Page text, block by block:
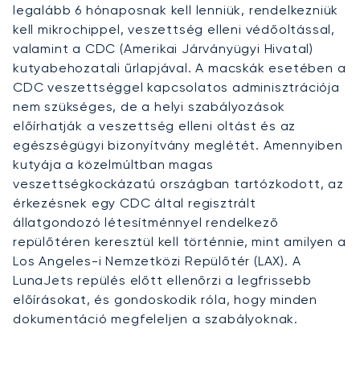
legalább 6 hónaposnak kell lenniük, rendelkezniük
kell mikrochippel, veszettség elleni védőoltással,
valamint a CDC (Amerikai Járványügyi Hivatal)
kutyabehozatali űrlapjával. A macskák esetében a
CDC veszettséggel kapcsolatos adminisztrációja
nem szükséges, de a helyi szabályozások
előírhatják a veszettség elleni oltást és az
egészségügyi bizonyítvány meglétét. Amennyiben
kutyája a közelmúltban magas
veszettségkockázatú országban tartózkodott, az
érkezésnek egy CDC által regisztrált
állatgondozó létesítménnyel rendelkező
repülőtéren keresztül kell történnie, mint amilyen a
Los Angeles-i Nemzetközi Repülőtér (LAX). A
LunaJets repülés előtt ellenőrzi a legfrissebb
előírásokat, és gondoskodik róla, hogy minden
dokumentáció megfeleljen a szabályoknak.